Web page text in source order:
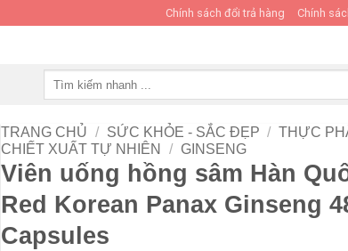
Chính sách đổi trả hàng Chính
TRANG CHỦ / SỨC KHỎE - SẮC ĐẸP / THỰC
CHIẾT XUẤT TỰ NHIÊN
/ GINSENG
Viên uống hồng sâm Hàn
Red Korean Panax Ginseng
Capsules